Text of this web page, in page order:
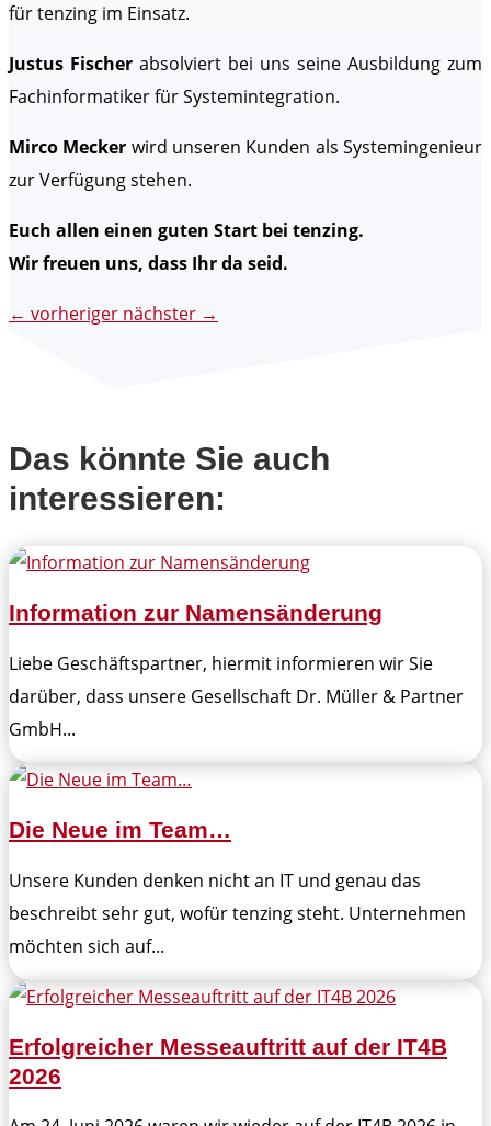
für tenzing im Einsatz.
Justus Fischer absolviert bei uns seine Ausbildung zum
Fachinformatiker für Systemintegration.
Mirco Mecker wird unseren Kunden als Systemingenieur
zur Verfügung stehen.
Euch allen einen guten Start bei tenzing.
Wir freuen uns, dass Ihr da seid.
← vorheriger nächster →
Das könnte Sie auch
interessieren:
Information zur Namensänderung
Liebe Geschäftspartner, hiermit informieren wir Sie
darüber, dass unsere Gesellschaft Dr. Müller & Partner
GmbH...
Die Neue im Team…
Unsere Kunden denken nicht an IT und genau das
beschreibt sehr gut, wofür tenzing steht. Unternehmen
möchten sich auf...
Erfolgreicher Messeauftritt auf der IT4B
2026